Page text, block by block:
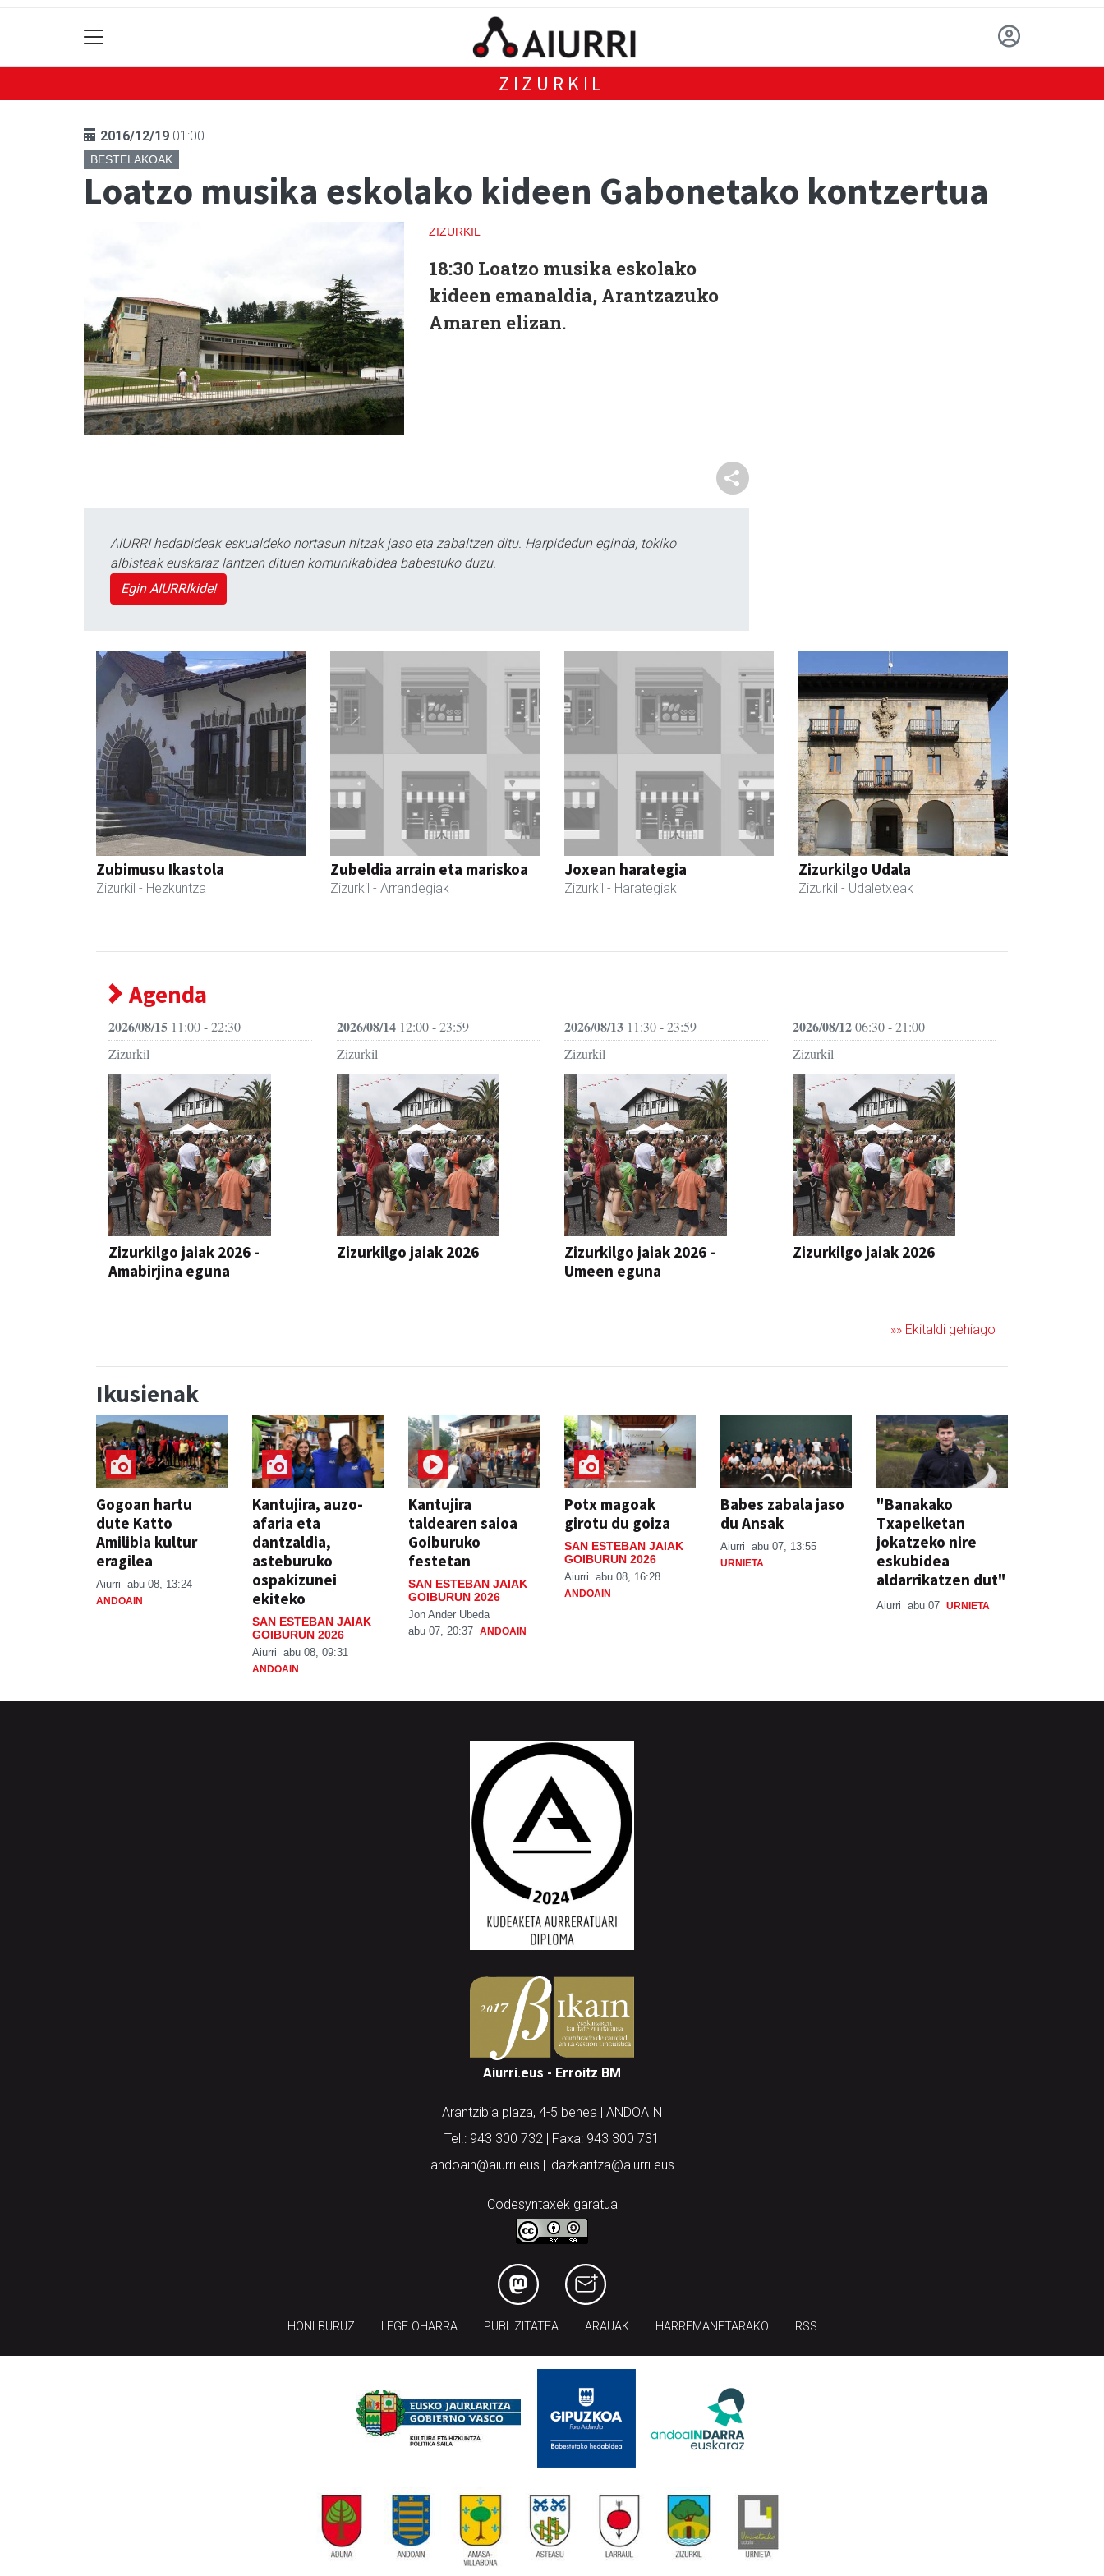
ZIZURKIL
2016/12/19 01:00
BESTELAKOAK
Loatzo musika eskolako kideen Gabonetako kontzertua
ZIZURKIL
18:30 Loatzo musika eskolako
kideen emanaldia, Arantzazuko
Amaren elizan.
AIURRI hedabideak eskualdeko nortasun hitzak jaso eta zabaltzen ditu. Harpidedun eginda, tokiko
albisteak euskaraz lantzen dituen komunikabidea babestuko duzu.
Egin AIURRIkide!
Zubimusu Ikastola
Zizurkil - Hezkuntza
Zubeldia arrain eta mariskoa
Zizurkil - Arrandegiak
Joxean harategia
Zizurkil - Harategiak
Zizurkilgo Udala
Zizurkil - Udaletxeak
Agenda
2026/08/15 11:00 - 22:30
Zizurkil
Zizurkilgo jaiak 2026 -
Amabirjina eguna
2026/08/1412:00 - 23:59
Zizurkil
Zizurkilgo jaiak 2026
2026/08/13 11:30 - 23:59
Zizurkil
Zizurkilgo jaiak 2026 -
Umeen eguna
2026/08/1206:30 - 21:00
Zizurkil
Zizurkilgo jaiak 2026
»» Ekitaldi gehiago
Ikusienak
Gogoan hartu
dute Katto
Amilibia kultur
eragilea
Aiurri abu 08, 13:24
ANDOAIN
Kantujira, auzo-
afaria eta
dantzaldia,
asteburuko
ospakizunei
ekiteko
SAN ESTEBAN JAIAK
GOIBURUN 2026
Aiurri abu 08, 09:31
ANDOAIN
Kantujira
taldearen saioa
Goiburuko
festetan
SAN ESTEBAN JAIAK
GOIBURUN 2026
Jon Ander Ubeda
abu 07, 20:37 ANDOAIN
Potx magoak
girotu du goiza
SAN ESTEBAN JAIAK
GOIBURUN 2026
Aiurri abu 08, 16:28
ANDOAIN
Babes zabala jaso
du Ansak
Aiurri abu 07, 13:55
URNIETA
"Banakako
Txapelketan
jokatzeko nire
eskubidea
aldarrikatzen dut"
Aiurri abu 07 URNIETA
Aiurri.eus - Erroitz BM
Arantzibia plaza, 4-5 behea | ANDOAIN
Tel.: 943 300 732 | Faxa: 943 300 731
andoain@aiurri.eus | idazkaritza@aiurri.eus
Codesyntaxek garatua
HONI BURUZ LEGE OHARRA PUBLIZITATEA ARAUAK HARREMANETARAKO RSS